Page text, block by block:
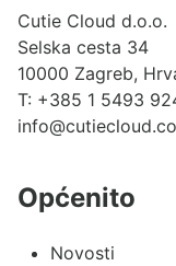
Cutie Cloud d.o.o.
Selska cesta 34
10000 Zagreb,
T: +385 1 5493
Općenito
Novosti